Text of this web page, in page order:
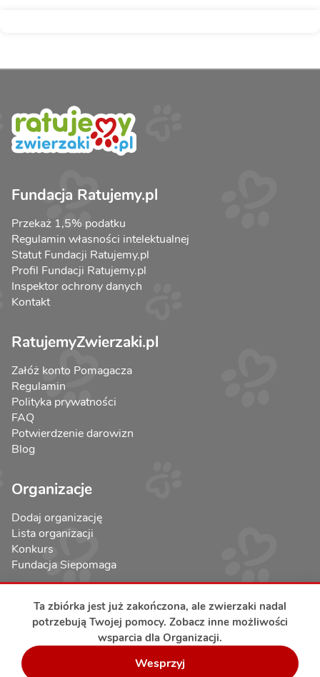
Ta zbiórka jest już zakończona, ale zwierzaki nadal
potrzebują Twojej pomocy. Zobacz inne możliwości
wsparcia dla Organizacji.
Wesprzyj
Fundacja Ratujemy.pl
Przekaż 1,5% podatku
Regulamin własności intelektualnej
Statut Fundacji Ratujemy.pl
Profil Fundacji Ratujemy.pl
Inspektor ochrony danych
Kontakt
RatujemyZwierzaki.pl
Załóż konto Pomagacza
Regulamin
Polityka prywatności
FAQ
Potwierdzenie darowizn
Blog
Organizacje
Dodaj organizację
Lista organizacji
Konkurs
Fundacja Siepomaga
Bezpieczeństwo transakcji